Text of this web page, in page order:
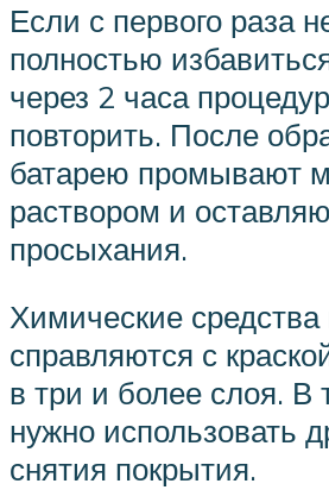
Если с первого раза
полностью
через 2 часа
повторить. После
батарею промывают
раствором и
просыхания.
Химические средства
справляются с
в три и более слоя. В
нужно использовать
снятия покрытия.